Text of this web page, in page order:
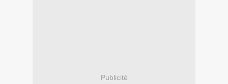
Publicité